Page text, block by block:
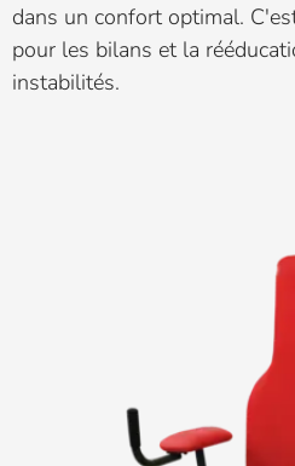
dans un confort optimal.
pour les bilans et la
instabilités.